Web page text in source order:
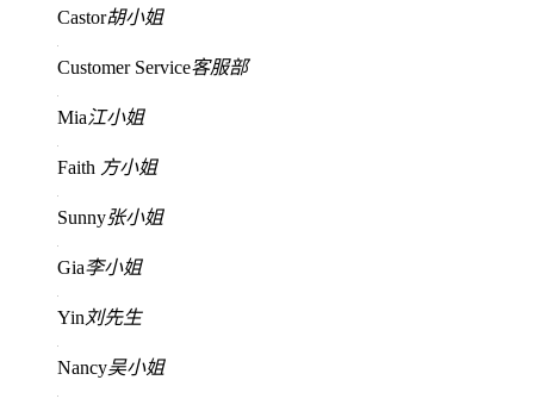
Castor胡小姐
Customer Service客服部
Mia江小姐
Faith 方小姐
Sunny张小姐
Gia李小姐
Yin 刘先生
Nancy吴小姐